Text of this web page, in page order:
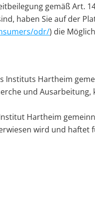
gemäß Art. 14
haben Sie auf der
odr/) die
Instituts Hartheim
und
Hartheim
wird und haftet